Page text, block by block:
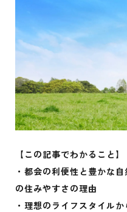
【この記事でわかること】
・都会の利便性と豊かな
の住みやすさの理由
・理想のライフスタイル